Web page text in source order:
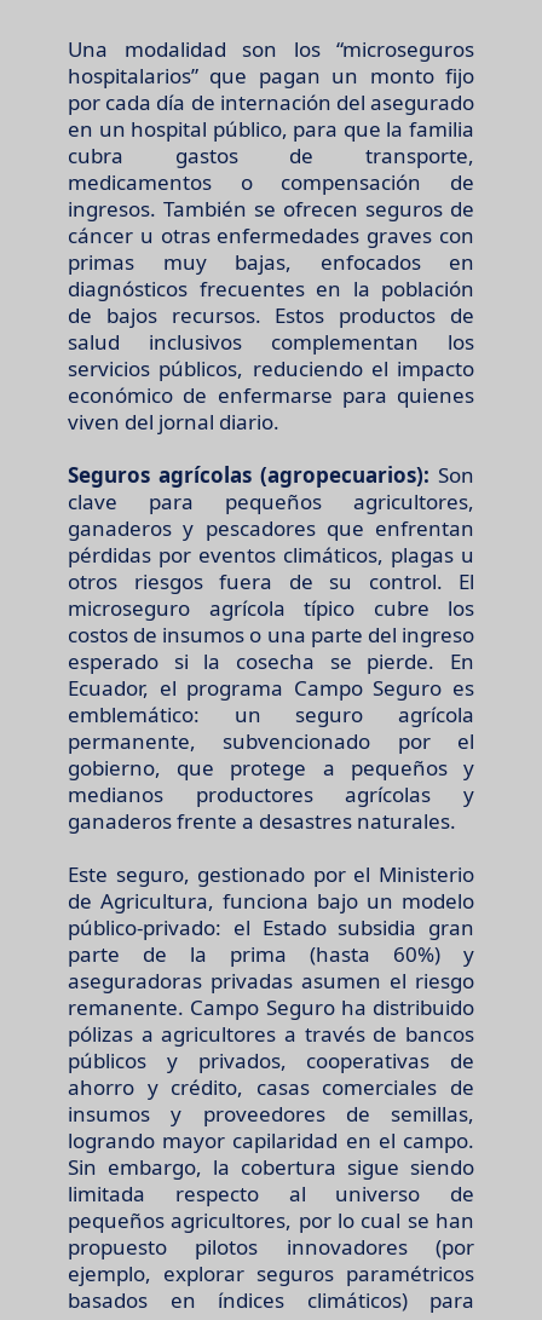
Una modalidad son los “microseguros
hospitalarios” que pagan un monto fijo
por cada día de internación del asegurado
en un hospital público, para que la familia
cubra gastos de transporte,
medicamentos o compensación de
ingresos. También se ofrecen seguros de
cáncer u otras enfermedades graves con
primas muy bajas, enfocados en
diagnósticos frecuentes en la población
de bajos recursos. Estos productos de
salud inclusivos complementan los
servicios públicos, reduciendo el impacto
económico de enfermarse para quienes
viven del jornal diario.
Seguros agrícolas (agropecuarios): Son
clave para pequeños agricultores,
ganaderos y pescadores que enfrentan
pérdidas por eventos climáticos, plagas u
otros riesgos fuera de su control. El
microseguro agrícola típico cubre los
costos de insumos o una parte del ingreso
esperado si la cosecha se pierde. En
Ecuador, el programa Campo Seguro es
emblemático: un seguro agrícola
permanente, subvencionado por el
gobierno, que protege a pequeños y
medianos productores agrícolas y
ganaderos frente a desastres naturales.
Este seguro, gestionado por el Ministerio
de Agricultura, funciona bajo un modelo
público-privado: el Estado subsidia gran
parte de la prima (hasta 60%) y
aseguradoras privadas asumen el riesgo
remanente. Campo Seguro ha distribuido
pólizas a agricultores a través de bancos
públicos y privados, cooperativas de
ahorro y crédito, casas comerciales de
insumos y proveedores de semillas,
logrando mayor capilaridad en el campo.
Sin embargo, la cobertura sigue siendo
limitada respecto al universo de
pequeños agricultores, por lo cual se han
propuesto pilotos innovadores (por
ejemplo, explorar seguros paramétricos
basados en índices climáticos) para